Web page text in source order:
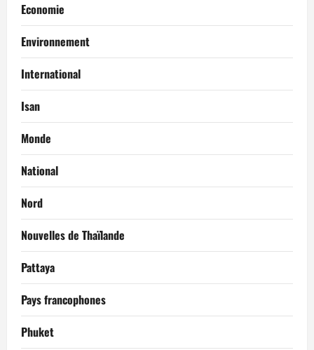
Economie
Environnement
International
Isan
Monde
National
Nord
Nouvelles de Thaïlande
Pattaya
Pays francophones
Phuket